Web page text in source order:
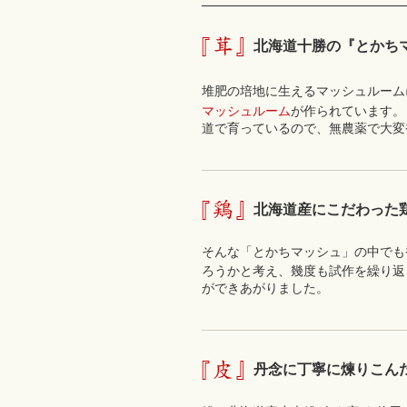
北海道十勝の『とかち
堆肥の培地に生えるマッシュルー
マッシュルームが作られています
道で育っているので、無農薬で大
北海道産にこだわった
そんな「とかちマッシュ」の中で
ろうかと考え、幾度も試作を繰り
ができあがりました。
丹念に丁寧に煉りこん